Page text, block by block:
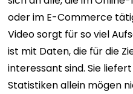
oder im E-Commerce
Video sorgt für so viel
ist mit Daten, die für die
interessant sind. Sie
Statistiken allein mögen